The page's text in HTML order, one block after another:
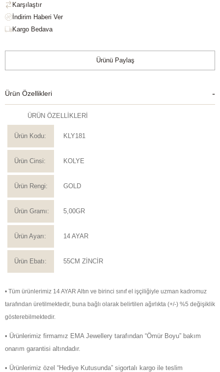
Karşılaştır
Kargo Bedava
Ürünü Paylaş
Ürün Özellikleri
ÜRÜN ÖZELLİKLERİ
Ürün Kodu: KLY181
Ürün Cinsi: KOLYE
Ürün Rengi: GOLD
Ürün Gramı: 5,00GR
Ürün Ayarı: 14 AYAR
Ürün Ebatı: 55CM ZİNCİR
• Tüm ürünlerimiz 14 AYAR Altın ve birinci sınıf el işçiliğiyle uzman kadromuz
tarafından üretilmektedir, buna bağlı olarak belirtilen ağırlıkta (+/-) %5 değişiklik
gösterebilmektedir.
• Ürünlerimiz firmamız EMA Jewellery tarafından “Ömür Boyu” bakım
onarım garantisi altındadır.
• Ürünlerimiz özel “Hediye Kutusunda” sigortalı kargo ile teslim